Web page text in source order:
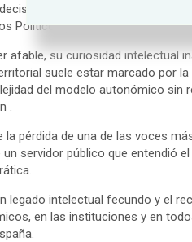
al avance de la
Políticos y Constitucionales al
afable, su curiosidad intelectual
suele estar marcado por
del modelo autonómico sin
.
pérdida de una de las voces
servidor público que entendió
legado intelectual fecundo y el
en las instituciones y en